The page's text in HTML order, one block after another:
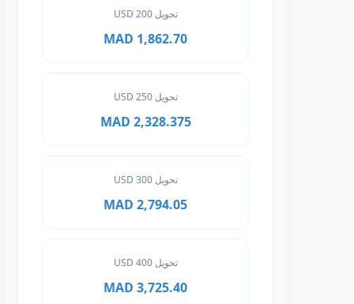
تحويل 200 USD
1,862.70 MAD
تحويل 250 USD
2,328.375 MAD
تحويل 300 USD
2,794.05 MAD
تحويل 400 USD
3,725.40 MAD